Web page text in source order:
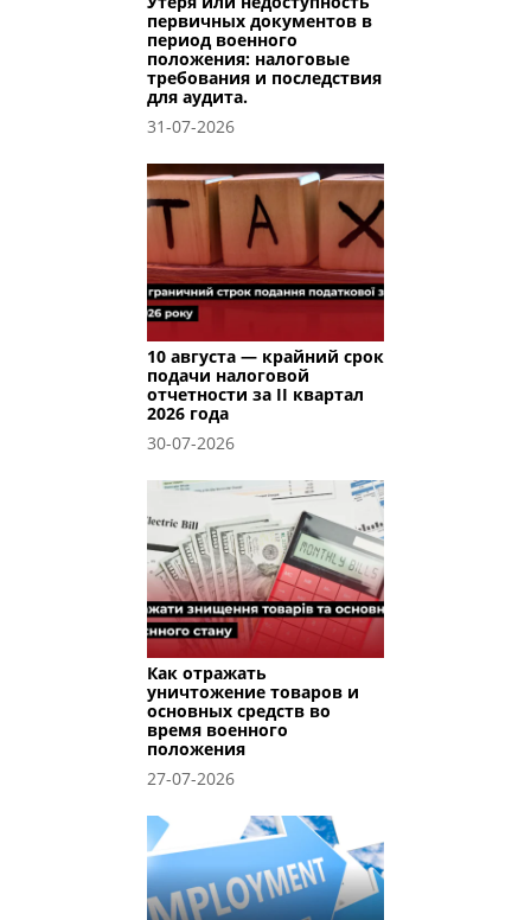
первичных документов в
период военного
положения: налоговые
требования и последствия
для аудита.
31-07-2026
10 августа — крайний срок
подачи налоговой
отчетности за II квартал
2026 года
30-07-2026
Как отражать
уничтожение товаров и
основных средств во
время военного
положения
27-07-2026